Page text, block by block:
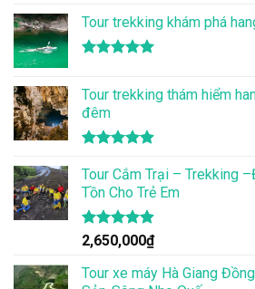
5 sao
Tour trekking khám phá
5 sao
Tour trekking thám hiểm
đêm
hạng4.86
5 sao
Tour Cắm Trại – Trekking
Tồn Cho Trẻ Em
Được xếp
hạng 4.86
5 sao
2,650,000₫
Tour xe máy Hà Giang